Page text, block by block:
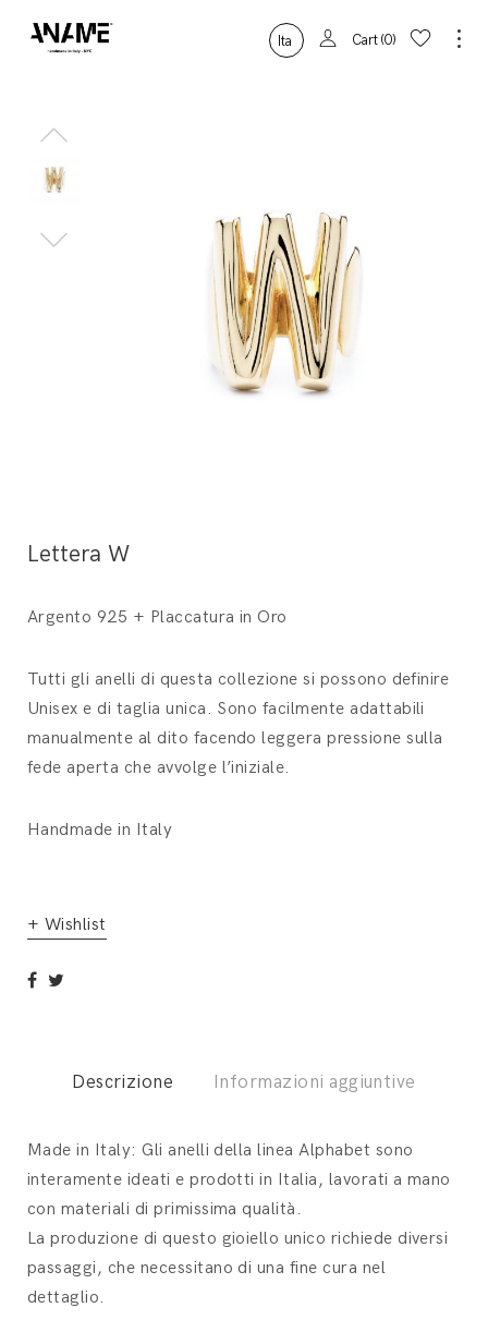
Ita Cart 0
Lettera W
Argento 925 + Placcatura in Oro
Tutti gli anelli di questa collezione si possono definire
Unisex e di taglia unica. Sono facilmente adattabili
manualmente al dito facendo leggera pressione sulla
fede aperta che avvolge l’iniziale.
Handmade in Italy
+ Wishlist
Descrizione Informazioni aggiuntive
Made in Italy: Gli anelli della linea Alphabet sono
interamente ideati e prodotti in Italia, lavorati a mano
con materiali di primissima qualità.
La produzione di questo gioiello unico richiede diversi
passaggi, che necessitano di una fine cura nel
dettaglio.